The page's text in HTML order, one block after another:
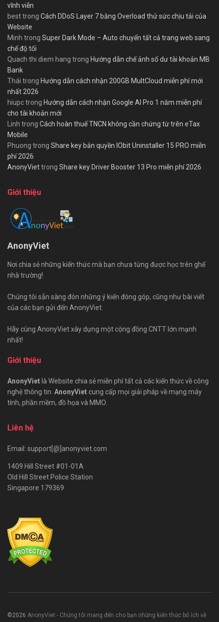
vĩnh viễn
besttrong Cách DDoS Layer 7 bằng Overload thử sức chịu tải của
Website
Minh trong Super Dark Mode – Auto chuyển tất cả trang web sang
chế độ tối
Quach thi diem hang trong Hướng dẫn chế ảnh số dư tài khoản MB
Bank
Thái trong Hướng dẫn cách nhận 200GB MultCloud miễn phí mới
nhất 2026
hiupctrong Hướng dẫn cách nhận Google AI Pro 1 năm miễn phí
cho tài khoản mới
Linh trong Cách hoàn thuế TNCN không cần chứng từ trên eTax
Mobile
Phuong trong Share key bản quyền IObit Uninstaller 15 PRO miễn
phí 2026
AnonyViettrong Share key Driver Booster 13 Pro miễn phí 2026
Giới thiệu
AnonyViet
Nơi chia sẻ những kiến thức mà bạn chưa từng được học trên ghế
nhà trường!
Chúng tôi sẵn sàng đón những ý kiến đóng góp, cũng như bài viết
của các bạn gửi đến AnonyViet.
Hãy cùng AnonyViet xây dựng một cộng đồng CNTT lớn mạnh
nhất!
Giới thiệu
AnonyViet là Website chia sẻ miễn phí tất cả các kiến thức về công
nghệ thông tin. AnonyViet cung cấp mọi giải pháp về mạng máy
tính, phần mềm, đồ họa và MMO.
Liên hệ
Email: support[@]anonyviet.com
1409 Hill Street #01-01A
Old Hill Street Police Station
Singapore 179369
©2026 AnonyViet - Chúng tôi mang đến cho bạn những kiến thức bổ ích về